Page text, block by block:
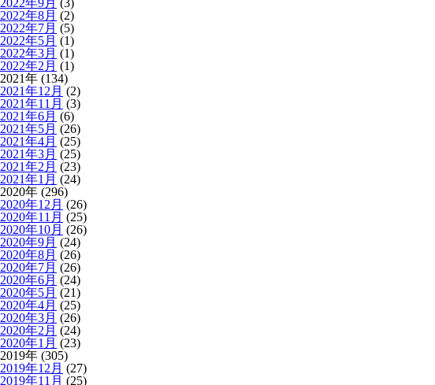
2022年9月 (3)
2022年8月 (2)
2022年7月 (5)
2022年5月 (1)
2022年3月 (1)
2022年2月 (1)
2021年 (134)
2021年12月 (2)
2021年11月 (3)
2021年6月 (6)
2021年5月 (26)
2021年4月 (25)
2021年3月 (25)
2021年2月 (23)
2021年1月 (24)
2020年 (296)
2020年12月 (26)
2020年11月 (25)
2020年10月 (26)
2020年9月 (24)
2020年8月 (26)
2020年7月 (26)
2020年6月 (24)
2020年5月 (21)
2020年4月 (25)
2020年3月 (26)
2020年2月 (24)
2020年1月 (23)
2019年 (305)
2019年12月 (27)
2019年11月 (25)